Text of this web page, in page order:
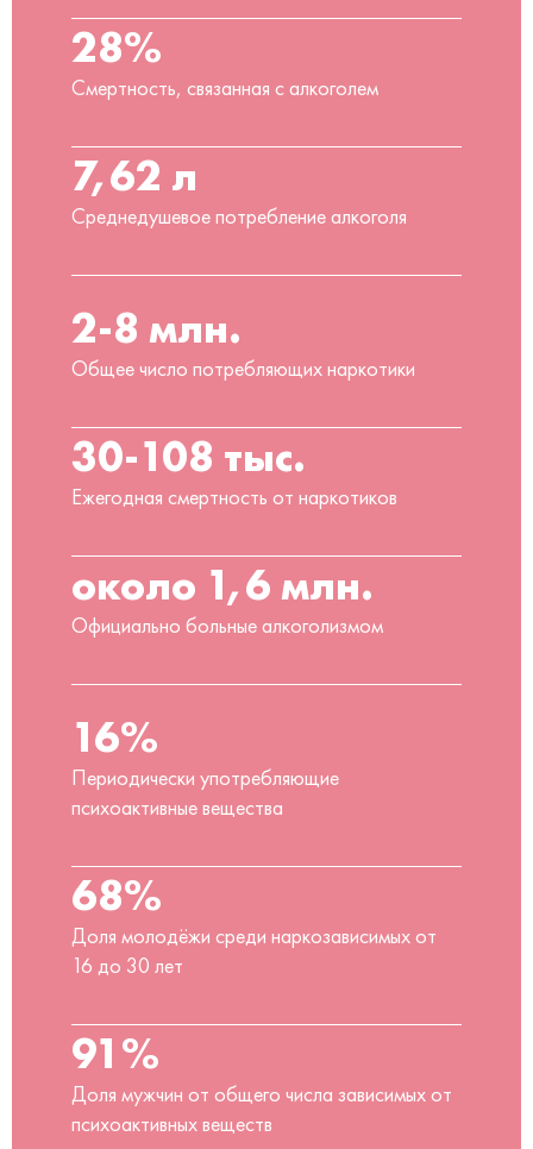
28%
Смертность, связанная с алкоголем
7,62 л
Среднедушевое потребление алкоголя
2-8 млн.
Общее число потребляющих наркотики
30-108 тыс.
Ежегодная смертность от наркотиков
около 1,6 млн.
Официально больные алкоголизмом
16%
Периодически употребляющие
психоактивные вещества
68%
Доля молодёжи среди наркозависимых от
16 до 30 лет
91%
Доля мужчин от общего числа зависимых от
психоактивных веществ